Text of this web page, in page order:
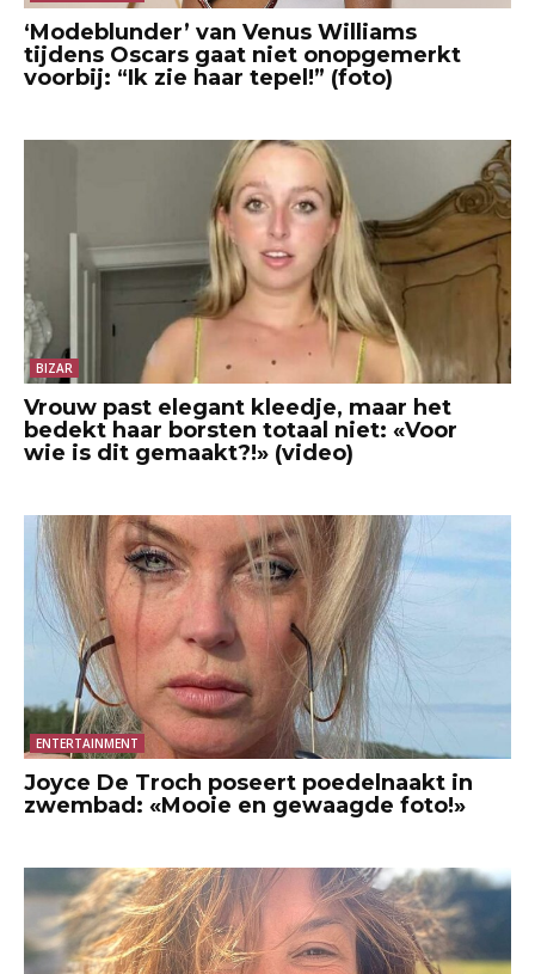
‘Modeblunder’ van Venus Williams
tijdens Oscars gaat niet onopgemerkt
voorbij: “Ik zie haar tepel!” (foto)
BIZAR
Vrouw past elegant kleedje, maar het
bedekt haar borsten totaal niet: «Voor
wie is dit gemaakt?!» (video)
ENTERTAINMENT
Joyce De Troch poseert poedelnaakt in
zwembad: «Mooie en gewaagde foto!»